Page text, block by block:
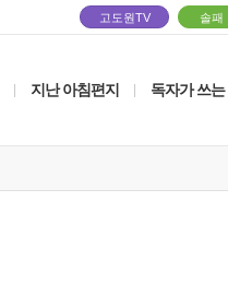
고도원TV 솔패
지난 아침편지 독자가 쓰는